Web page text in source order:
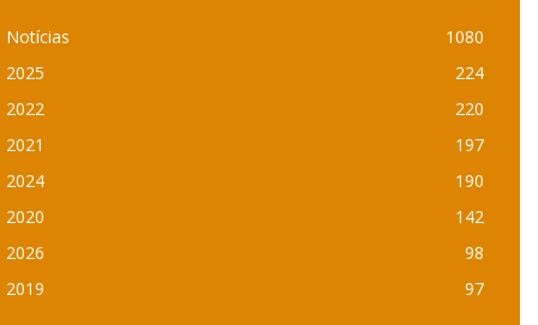
Notícias
1080
2025
224
2022
220
2021
197
2024
190
2020
142
2026
98
2019
97